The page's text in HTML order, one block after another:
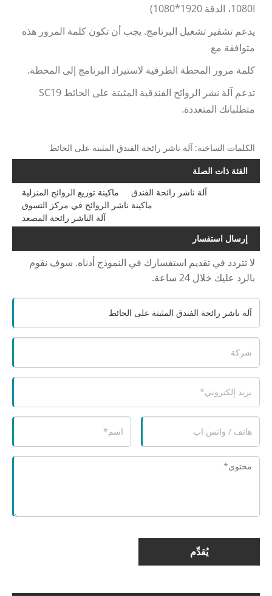
1080I، الدقة 1920*1080)
يدعم تشفير تشغيل البرنامج. يجب أن تكون كلمة المرور هذه
متوافقة مع
كلمة مرور المحطة الطرفية لاستيراد البرنامج إلى المحطة.
تدعم آلة نشر الروائح الفندقية المثبتة على الحائط SC19
متطلباتك المتعددة.
الكلمات الساخنة: آلة ناشر رائحة الفندق المثبتة على الحائط
الفئة ذات الصلة
ماكينة توزيع الروائح المنزلية
آلة ناشر رائحة الفندق
ماكينة ناشر الروائح في مركز التسوق
آلة الناشر رائحة المصعد
إرسال استفسار
لا تتردد في تقديم استفسارك في النموذج أدناه. سوف نقوم
بالرد عليك خلال 24 ساعة.
يُقدِّم